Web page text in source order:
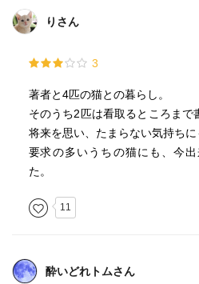
りさん
3
著者と4匹の猫との暮らし。
そのうち2匹は看取るところまで
将来を思い、たまらない気持ちに
要求の多いうちの猫にも、今
た。
11
酔いどれトムさん